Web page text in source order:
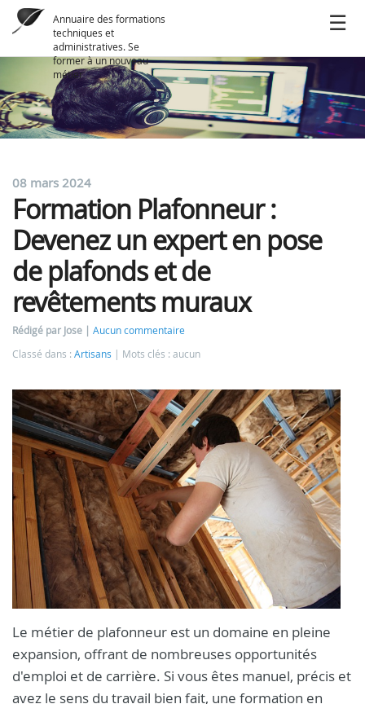
Annuaire des formations
techniques et
administratives. Se
former à un nouveau
métier
08 mars 2024
Formation Plafonneur :
Devenez un expert en pose
de plafonds et de
revêtements muraux
Rédigé par Jose
Aucun commentaire
Classé dans : Artisans Mots clés : aucun
Le métier de plafonneur est un domaine en pleine
expansion, offrant de nombreuses opportunités
d'emploi et de carrière. Si vous êtes manuel, précis et
avez le sens du travail bien fait, une formation en